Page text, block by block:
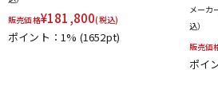
OHASHI
Oktava
P-S
販売価格¥181,800(税込)
ポイント：1% (1652pt)
メーカ
込）
販売価
ポイ